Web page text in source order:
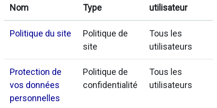
Nom Type
utilisateur
Politique du site
Politique de
site
Tous les
utilisateurs
Protection de
vos données
personnelles
Politique de
confidentialité
Tous les
utilisateurs